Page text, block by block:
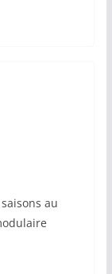
au